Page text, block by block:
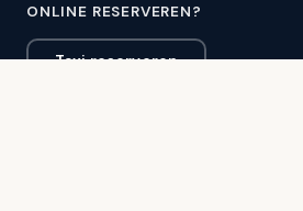
ONLINE RESERVEREN?
Taxi reserveren